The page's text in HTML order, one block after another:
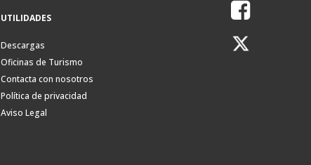
UTILIDADES
Descargas
Oficinas de Turismo
Contacta con nosotros
Política de privacidad
Aviso Legal